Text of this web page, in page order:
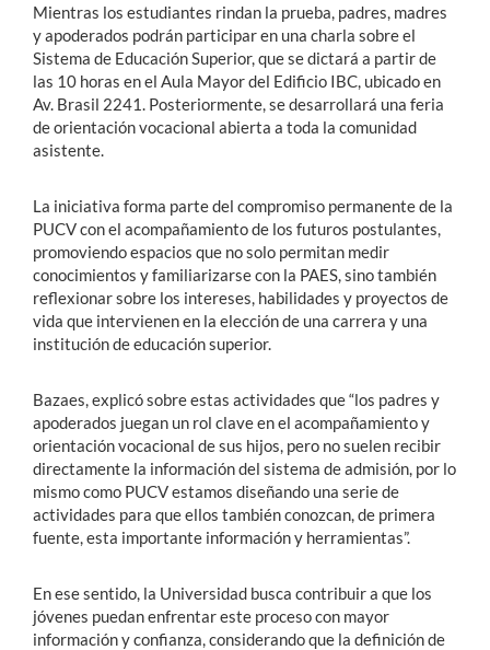
Mientras los estudiantes rindan la prueba, padres, madres
y apoderados podrán participar en una charla sobre el
Sistema de Educación Superior, que se dictará a partir de
las 10 horas en el Aula Mayor del Edificio IBC, ubicado en
Av. Brasil 2241. Posteriormente, se desarrollará una feria
de orientación vocacional abierta a toda la comunidad
asistente.
La iniciativa forma parte del compromiso permanente de la
PUCV con el acompañamiento de los futuros postulantes,
promoviendo espacios que no solo permitan medir
conocimientos y familiarizarse con la PAES, sino también
reflexionar sobre los intereses, habilidades y proyectos de
vida que intervienen en la elección de una carrera y una
institución de educación superior.
Bazaes, explicó sobre estas actividades que “los padres y
apoderados juegan un rol clave en el acompañamiento y
orientación vocacional de sus hijos, pero no suelen recibir
directamente la información del sistema de admisión, por lo
mismo como PUCV estamos diseñando una serie de
actividades para que ellos también conozcan, de primera
fuente, esta importante información y herramientas”.
En ese sentido, la Universidad busca contribuir a que los
jóvenes puedan enfrentar este proceso con mayor
información y confianza, considerando que la definición de